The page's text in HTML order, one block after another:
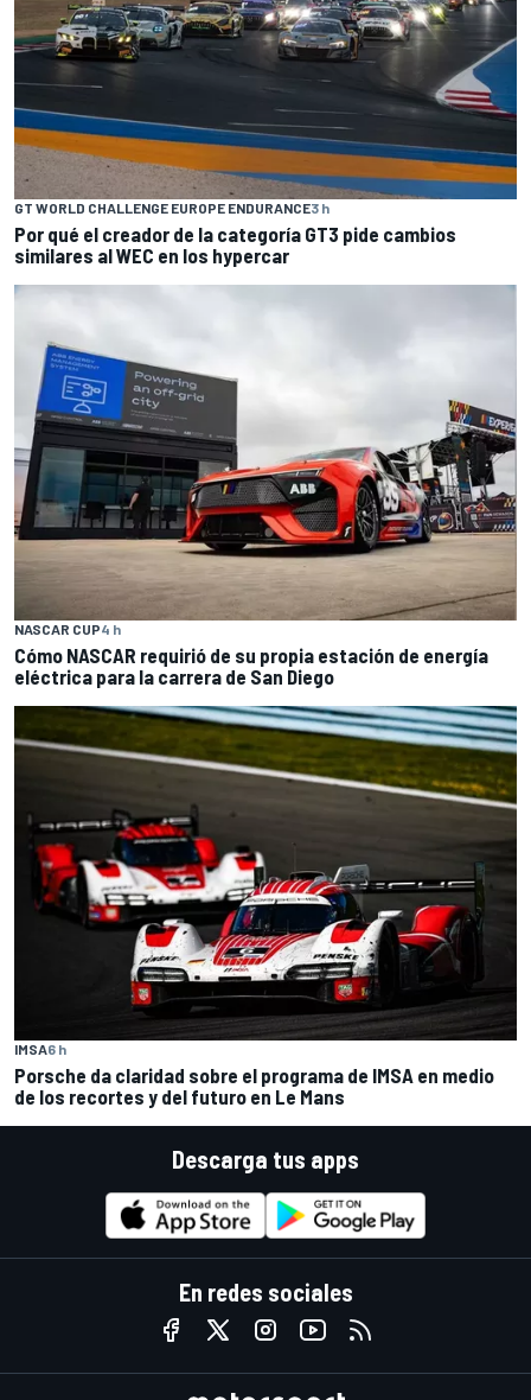
GT WORLD CHALLENGE EUROPE ENDURANCE3 h
Por qué el creador de la categoría GT3 pide cambios
similares al WEC en los hypercar
NASCAR CUP4 h
Cómo NASCAR requirió de su propia estación de energía
eléctrica para la carrera de San Diego
IMSA6 h
Porsche da claridad sobre el programa de IMSA en medio
de los recortes y del futuro en Le Mans
Descarga tus apps
En redes sociales